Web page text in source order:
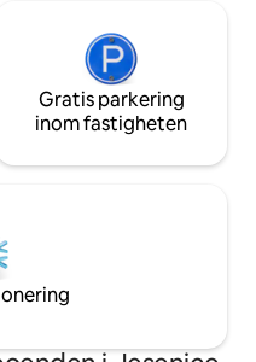
Gratis parkering
inom fastigheten